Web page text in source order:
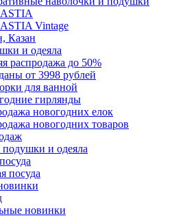
Vintage
Казан
и одеяла
распродажа до 50%
от 3998 рублей
для ванной
гирлянды
новогодних елок
новогодних товаров
и одеяла
посуда
новинки